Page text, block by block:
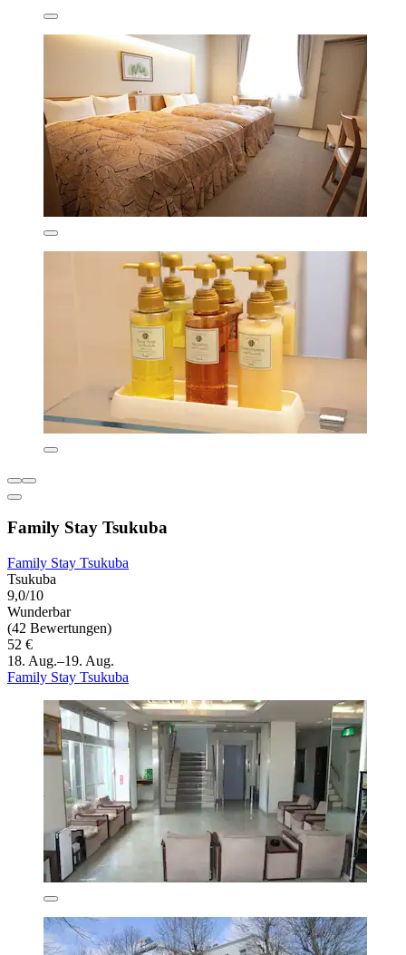
Family Stay Tsukuba
Family Stay Tsukuba
Tsukuba
9,0/10
Wunderbar
(42 Bewertungen)
52 €
18. Aug.–19. Aug.
Family Stay Tsukuba